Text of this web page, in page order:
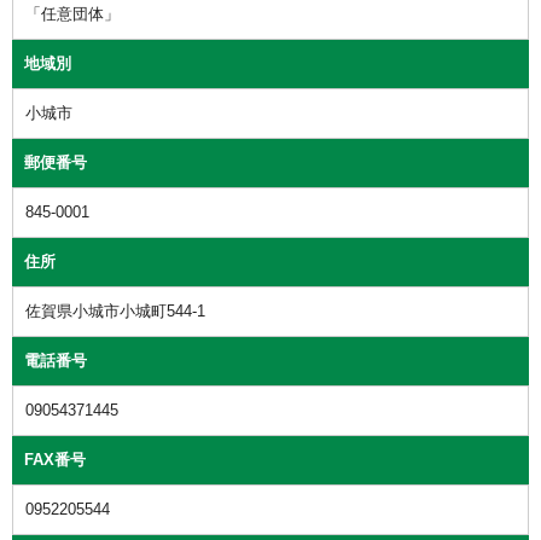
「任意団体」
地域別
小城市
郵便番号
845-0001
住所
佐賀県小城市小城町544-1
電話番号
09054371445
FAX番号
0952205544